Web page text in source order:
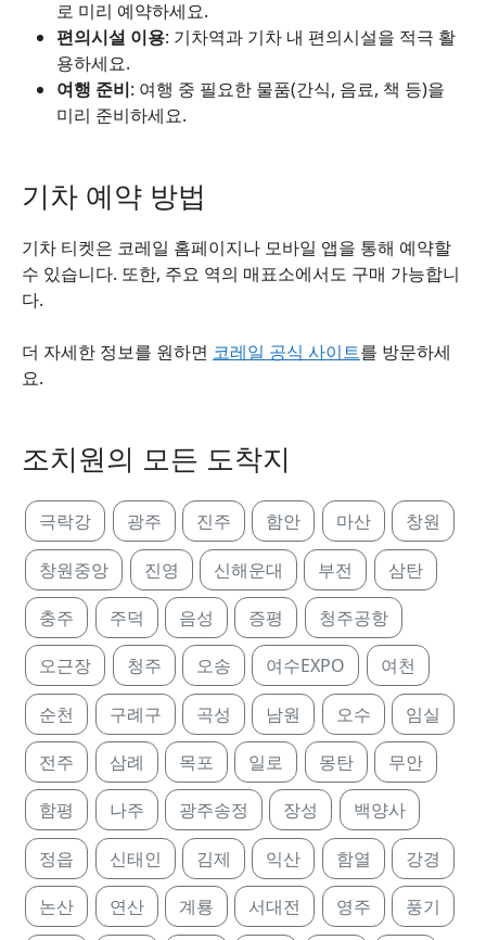
로 미리 예약하세요.
편의시설 이용: 기차역과 기차 내 편의시설을 적극 활
용하세요.
여행 준비: 여행 중 필요한 물품(간식, 음료, 책 등)을
미리 준비하세요.
기차 예약 방법
기차 티켓은 코레일 홈페이지나 모바일 앱을 통해 예약할
수 있습니다. 또한, 주요 역의 매표소에서도 구매 가능합니
다.
더 자세한 정보를 원하면 코레일 공식 사이트를 방문하세
요.
조치원의 모든 도착지
극락강 광주 진주 함안 마산 창원
창원중앙 진영 신해운대 부전 삼탄
충주 주덕 음성 증평 청주공항
오근장 청주 오송 여수EXPO 여천
순천 구례구 곡성 남원 오수 임실
전주 삼례 목포 일로 몽탄 무안
함평 나주 광주송정 장성 백양사
정읍 신태인 김제 익산 함열 강경
논산 연산 계룡 서대전 영주 풍기